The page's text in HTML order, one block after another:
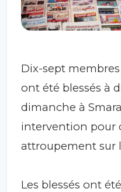
Dix-sept
ont été blessés à
dimanche à
intervention pour
attroupement sur
Les blessés ont